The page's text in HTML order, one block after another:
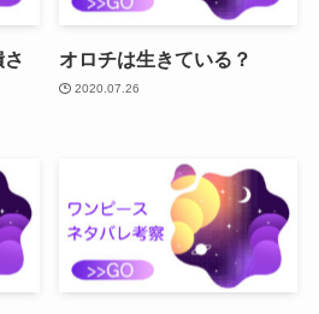
オロチは生きている？
2020.07.26